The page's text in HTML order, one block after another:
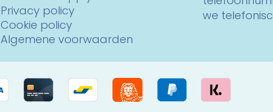
Privacy policy
Cookie policy
Algemene voorwaarden
we